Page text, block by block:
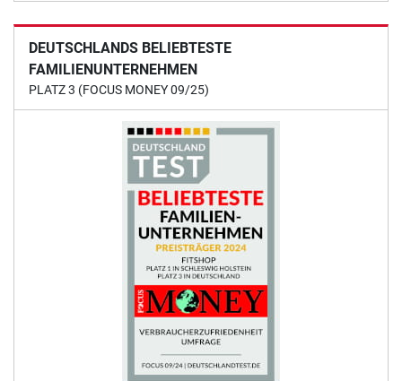
DEUTSCHLANDS BELIEBTESTE
FAMILIENUNTERNEHMEN
PLATZ 3 (FOCUS MONEY 09/25)